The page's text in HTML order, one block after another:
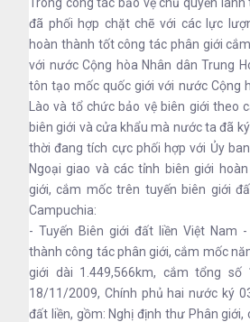
đã phối hợp chặt chẽ với các lực
hoàn thành tốt công tác phân giới
với nước Cộng hòa Nhân dân Trung
tôn tạo mốc quốc giới với nước Cộng
Lào và tổ chức bảo vệ biên giới theo
biên giới và cửa khẩu mà nước ta đã
thời đang tích cực phối hợp với Ủy
Ngoại giao và các tỉnh biên giới
giới, cắm mốc trên tuyến biên giới
Campuchia:
- Tuyến Biên giới đất liền Việt Nam
thành công tác phân giới, cắm mốc
giới dài 1.449,566km, cắm tổng số
18/11/2009, Chính phủ hai nước ký
đất liền, gồm: Nghị định thư Phân giới,